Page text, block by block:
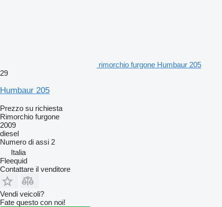
rimorchio furgone Humbaur 205
29
Humbaur 205
Prezzo su richiesta
Rimorchio furgone
2009
diesel
Numero di assi 2
Italia
Fleequid
Contattare il venditore
Vendi veicoli?
Fate questo con noi!